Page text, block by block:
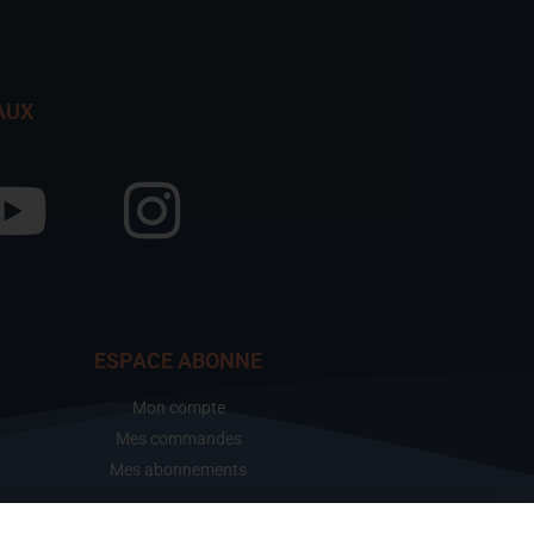
ESPACE ABONNE
Mon compte
Mes commandes
Mes abonnements